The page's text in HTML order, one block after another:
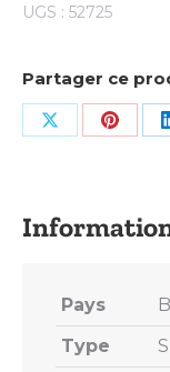
UGS : 52725
Partager ce
Share Share
Pays
Type